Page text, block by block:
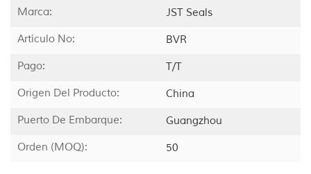
Marca:
JST Seals
Artículo No:
BVR
Pago:
T/T
Origen Del Producto:
China
Puerto De Embarque:
Guangzhou
Orden (MOQ):
50